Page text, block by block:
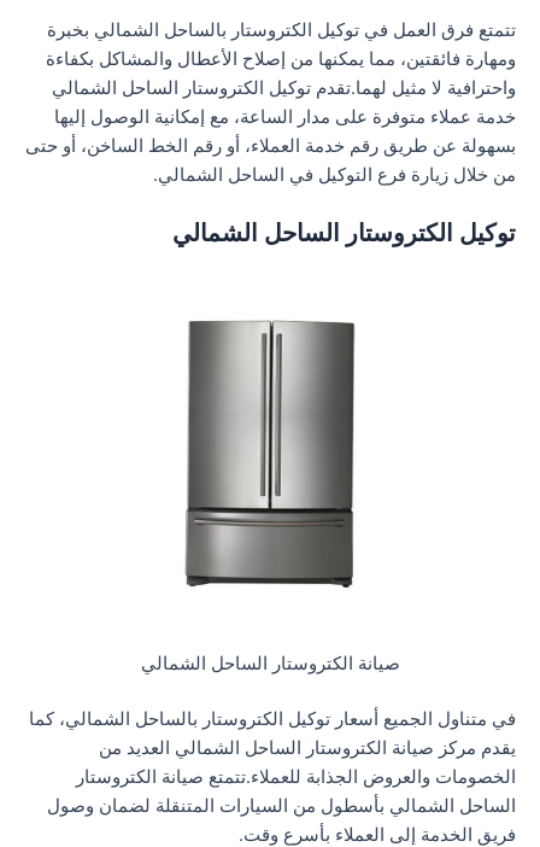
تتمتع فرق العمل في توكيل الكتروستار بالساحل الشمالي بخبرة
ومهارة فائقتين، مما يمكنها من إصلاح الأعطال والمشاكل بكفاءة
واحترافية لا مثيل لهما.تقدم توكيل الكتروستار الساحل الشمالي
خدمة عملاء متوفرة على مدار الساعة، مع إمكانية الوصول إليها
بسهولة عن طريق رقم خدمة العملاء، أو رقم الخط الساخن، أو حتى
من خلال زيارة فرع التوكيل في الساحل الشمالي.
توكيل الكتروستار الساحل الشمالي
صيانة الكتروستار الساحل الشمالي
في متناول الجميع أسعار توكيل الكتروستار بالساحل الشمالي، كما
يقدم مركز صيانة الكتروستار الساحل الشمالي العديد من
الخصومات والعروض الجذابة للعملاء.تتمتع صيانة الكتروستار
الساحل الشمالي بأسطول من السيارات المتنقلة لضمان وصول
فريق الخدمة إلى العملاء بأسرع وقت.